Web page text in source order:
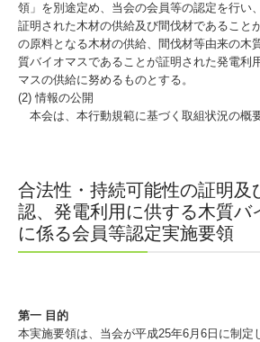
領」を別途定め、当会の会員等の認定を行い
証明された木材の供給及び間伐材であること
の原料となる木材の供給、間伐材等由来の木
質バイオマスであることが証明された発電利
マスの供給に努めるものとする。
(2) 情報の公開
本会は、本行動規範に基づく取組状況の概
合法性・持続可能性の証明及
認、発電利用に供する木質バ
に係る会員等認定実施要領
第一 目的
本実施要領は、当会が平成25年6月6日に制定